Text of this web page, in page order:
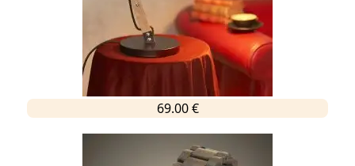
69.00 €